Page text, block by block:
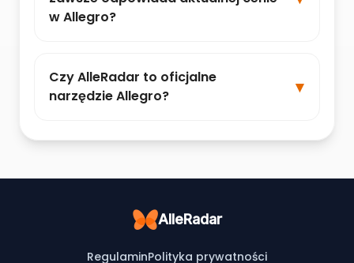
w Allegro?
Czy AlleRadar to oficjalne
narzędzie Allegro?
AlleRadar
RegulaminPolityka prywatności